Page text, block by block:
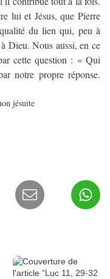
lui et Jésus, que Pierre
du lien qui, peu à
Dieu. Nous aussi, en ce
cette question : « Qui
notre propre réponse.
jésuite